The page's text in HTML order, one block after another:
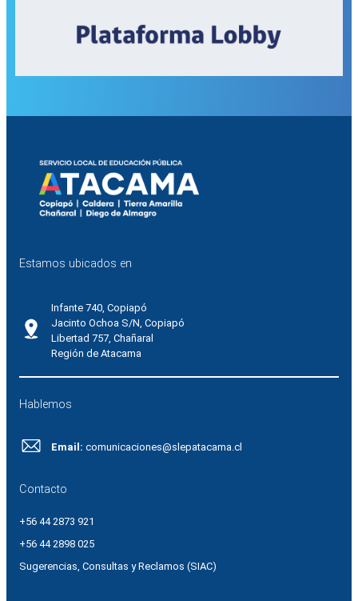
Estamos ubicados en
Infante 740, Copiapó
Jacinto Ochoa S/N, Copiapó
Libertad 757, Chañaral
Región de Atacama
Hablemos
Email: comunicaciones@slepatacama.cl
Contacto
+56 44 2873 921
+56 44 2898 025
Sugerencias, Consultas y Reclamos (SIAC)